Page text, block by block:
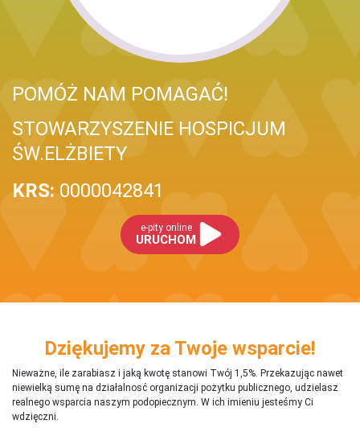
POMÓŻ NAM POMAGAĆ!
STOWARZYSZENIE HOSPICJUM
ŚW.ELŻBIETY
KRS: 0000042841
e-pity online
URUCHOM
Dziękujemy za Twoje wsparcie!
Nieważne, ile zarabiasz i jaką kwotę stanowi Twój 1,5%. Przekazując nawet
niewielką sumę na działalnosć organizacji pożytku publicznego, udzielasz
realnego wsparcia naszym podopiecznym. W ich imieniu jesteśmy Ci
wdzięczni.